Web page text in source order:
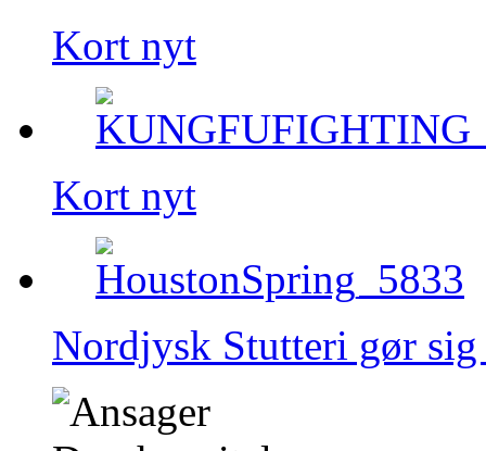
Kort nyt
Kort nyt
Nordjysk Stutteri gør